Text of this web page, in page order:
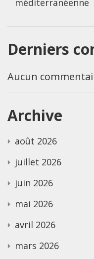
méditerranéenne
Derniers
Aucun
Archive
août 2026
juillet 2026
juin 2026
mai 2026
avril 2026
mars 2026